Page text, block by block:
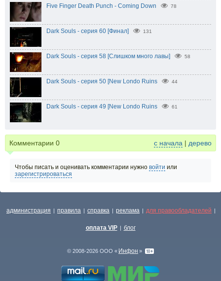
Five Finger Death Punch - Coming Down 78
Dark Souls - серия 60 [Финал] 131
Dark Souls - серия 58 [Слишком много лавы] 58
Dark Souls - серия 50 [New Londo Ruins 44
Dark Souls - серия 49 [New Londo Ruins 61
Комментарии 0 с начала | дерево
Чтобы писать и оценивать комментарии нужно войти или
зарегистрироваться
администрация | правила | справка | реклама | для правообладателей |
оплата VIP | блог
© 2008-2026 ООО « Инфон »